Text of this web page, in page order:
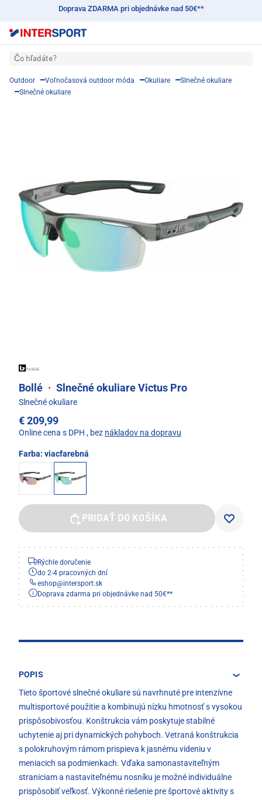
Doprava ZDARMA pri objednávke nad 50€**
Čo hľadáte?
Outdoor Voľnočasová outdoor móda Okuliare
Slnečné okuliare
Slnečné okuliare
Bollé · Slnečné okuliare Victus Pro
Slnečné okuliare
€ 209,99
Online cena s DPH , bez nákladov na dopravu
Farba: viacfarebná
PRIDAŤ DO KOŠÍKA
Rýchle doručenie
do 2-4 pracovných dní
eshop@intersport.sk
Doprava zdarma pri objednávke nad 50€**
POPIS
Tieto športové slnečné okuliare sú navrhnuté pre intenzívne
multisportové použitie a kombinujú nízku hmotnosť s vysokou
prispôsobivosťou. Konštrukcia vám poskytuje stabilné
uchytenie aj pri dynamických pohyboch. Vetraná konštrukcia
s polokruhovým rámom prispieva k jasnému videniu v
meniacich sa podmienkach. Vďaka samonastaviteľným
straniciam a nastaviteľnému nosníku je možné individuálne
prispôsobiť veľkosť. Výkonné riešenie pre športové aktivity s